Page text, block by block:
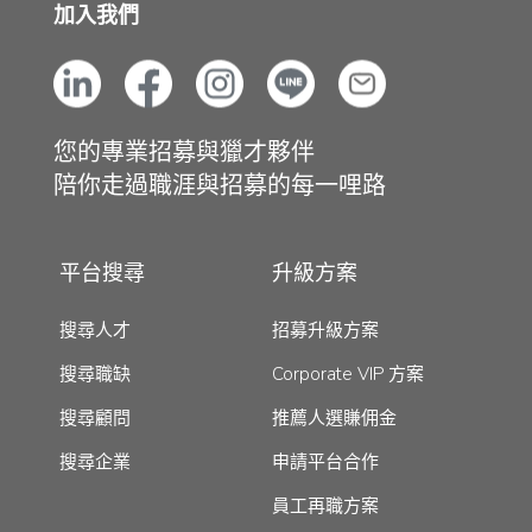
加入我們
您的專業招募與獵才夥伴
陪你走過職涯與招募的每一哩路
平台搜尋
搜尋人才
搜尋職缺
搜尋顧問
搜尋企業
升級方案
招募升級方案
Corporate VIP 方案
推薦人選賺佣金
申請平台合作
員工再職方案